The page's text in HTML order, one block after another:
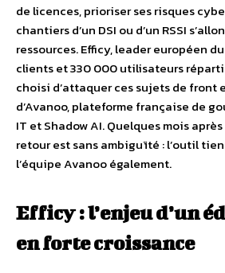
de licences, prioriser ses risques
chantiers d’un DSI ou d’un RSSI
ressources. Efficy, leader européen du
clients et 330 000 utilisateurs
choisi d’attaquer ces sujets de front
d’Avanoo, plateforme française de
IT et Shadow AI. Quelques mois
retour est sans ambiguïté : l’outil
l’équipe Avanoo également.
Efficy : l’enjeu d’un
en forte croissance